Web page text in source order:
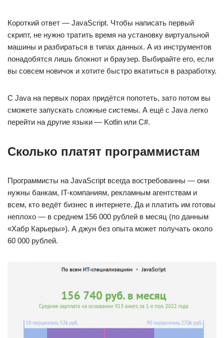
Короткий ответ — JavaScript. Чтобы написать первый
скрипт, не нужно тратить время на установку виртуальной
машины и разбираться в типах данных. А из инструментов
понадобятся лишь блокнот и браузер. Выбирайте его, если
вы совсем новичок и хотите быстро вкатиться в разработку.
С Java на первых порах придётся попотеть, зато потом вы
сможете запускать сложные системы. А ещё с Java легко
перейти на другие языки — Kotlin или C#.
Сколько платят программистам
Программисты на JavaScript всегда востребованны — они
нужны банкам, IT-компаниям, рекламным агентствам и
всем, кто ведёт бизнес в интернете. Да и платить им готовы
неплохо — в среднем 156 000 рублей в месяц (по данным
«Хабр Карьеры»). А джун без опыта может получать около
60 000 рублей.